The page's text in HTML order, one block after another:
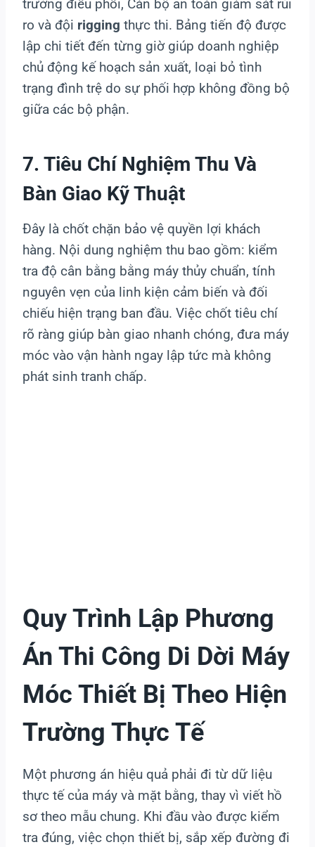
trưởng điều phối, Cán bộ an toàn giám sát rủi
ro và đội rigging thực thi. Bảng tiến độ được
lập chi tiết đến từng giờ giúp doanh nghiệp
chủ động kế hoạch sản xuất, loại bỏ tình
trạng đình trệ do sự phối hợp không đồng bộ
giữa các bộ phận.
7. Tiêu Chí Nghiệm Thu Và
Bàn Giao Kỹ Thuật
Đây là chốt chặn bảo vệ quyền lợi khách
hàng. Nội dung nghiệm thu bao gồm: kiểm
tra độ cân bằng bằng máy thủy chuẩn, tính
nguyên vẹn của linh kiện cảm biến và đối
chiếu hiện trạng ban đầu. Việc chốt tiêu chí
rõ ràng giúp bàn giao nhanh chóng, đưa máy
móc vào vận hành ngay lập tức mà không
phát sinh tranh chấp.
Quy Trình Lập Phương
Án Thi Công Di Dời Máy
Móc Thiết Bị Theo Hiện
Trường Thực Tế
Một phương án hiệu quả phải đi từ dữ liệu
thực tế của máy và mặt bằng, thay vì viết hồ
sơ theo mẫu chung. Khi đầu vào được kiểm
tra đúng, việc chọn thiết bị, sắp xếp đường đi